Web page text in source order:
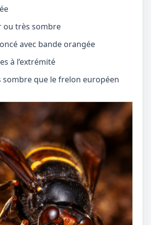
ou très sombre
avec bande orangée
à l’extrémité
sombre que le frelon européen